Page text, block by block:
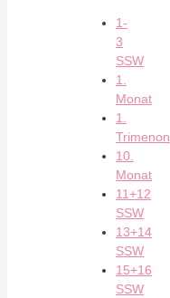
1-
3
SSW
1.
Monat
1.
Trimenon
10.
Monat
11+12
SSW
13+14
SSW
15+16
SSW